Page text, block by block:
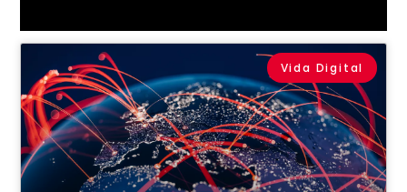
Vida Digital